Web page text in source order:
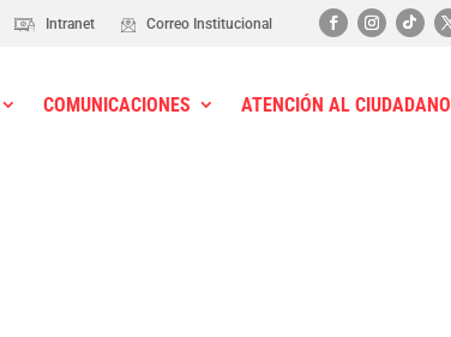
Intranet Correo Institucional
COMUNICACIONES ATENCIÓN AL CIUDADANO